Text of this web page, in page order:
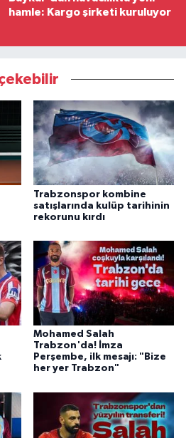
hamle: Kargo şirketi kuruluyor
Trabzonspor kombine
satışlarında kulüp tarihinin
rekorunu kırdı
Mohamed Salah
Trabzon'da! İmza
Perşembe, ilk mesajı: "Bize
her yer Trabzon"